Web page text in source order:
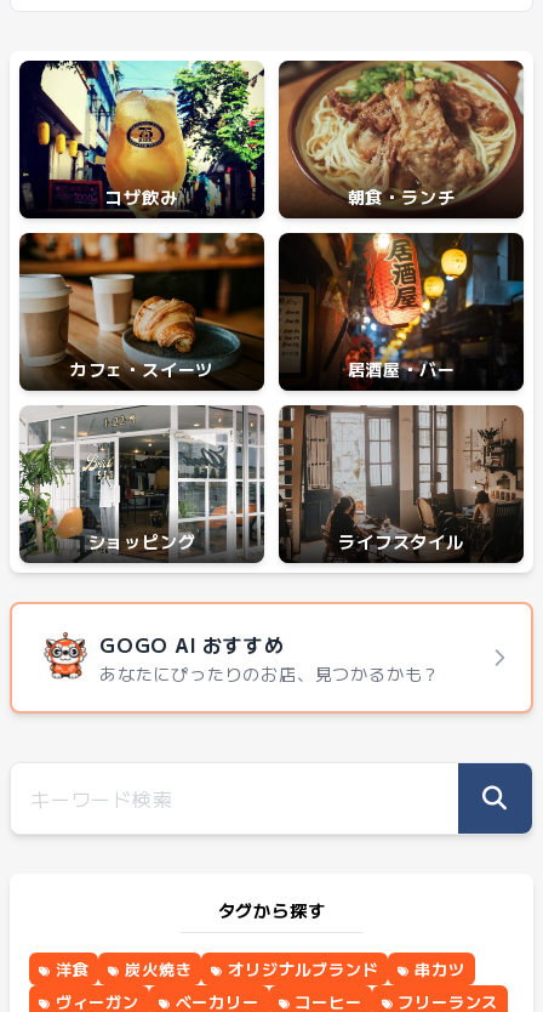
コザ飲み 朝食・ランチ
カフェ・スイーツ 居酒屋・バー
ショッピング ライフスタイル
GOGO AI おすすめ
あなたにぴったりのお店、見つかるかも？
タグから探す
洋食 炭火焼き オリジナルブランド
串カツ
ヴィーガン
ベーカリー コーヒー
フリーランス